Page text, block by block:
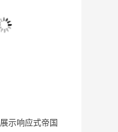
示响应式帝国